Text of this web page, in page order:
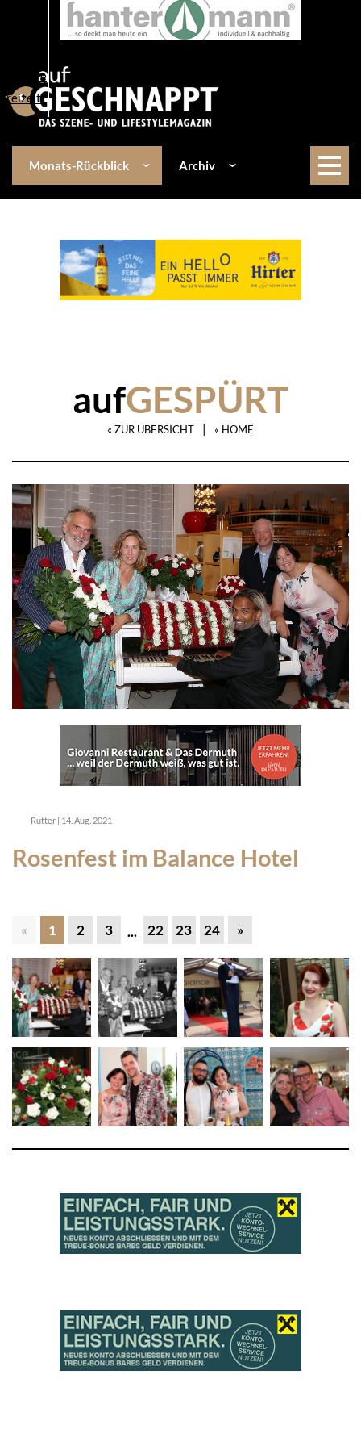
Lifestyle
Freizeit
Monats-Rückblick Archiv
aufGESPÜRT
« ZUR ÜBERSICHT | « HOME
Rutter | 14. Aug. 2021
Rosenfest im Balance Hotel
« 1 2 3 ... 22 23 24 »